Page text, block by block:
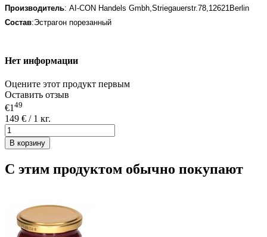
Производитель: AI-CON Handels Gmbh,Striegauerstr.78,12621Berlin
Состав:Эстрагон порезанный
Нет информации
Оцените этот продукт первым
Оставить отзыв
€1 49
149 € / 1 кг.
В корзину
С этим продуктом обычно покупают